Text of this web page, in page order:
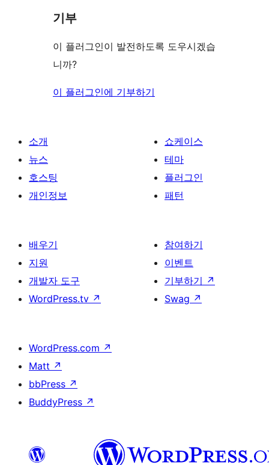
기부
이 플러그인이 발전하도록 도우시겠습
니까?
이 플러그인에 기부하기
소개
뉴스
호스팅
개인정보
쇼케이스
테마
플러그인
패턴
배우기
지원
개발자 도구
WordPress.tv ↗
참여하기
이벤트
기부하기 ↗
Swag ↗
WordPress.com ↗
Matt ↗
bbPress ↗
BuddyPress ↗